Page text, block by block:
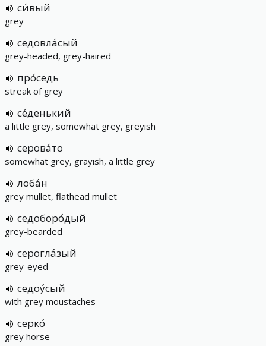
си́вый
grey
седовла́сый
grey-headed, grey-haired
про́седь
streak of grey
се́денький
a little grey, somewhat grey, greyish
серова́то
somewhat grey, grayish, a little grey
лоба́н
grey mullet, flathead mullet
седоборо́дый
grey-bearded
серогла́зый
grey-eyed
седоу́сый
with grey moustaches
серко́
grey horse